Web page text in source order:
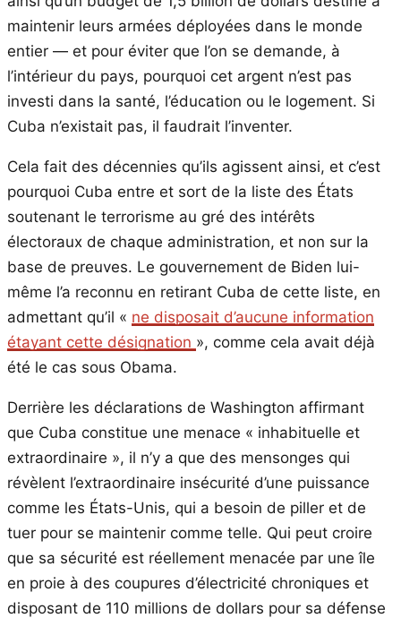
maintenir leurs armées déployées dans le monde
entier — et pour éviter que l’on se demande, à
l’intérieur du pays, pourquoi cet argent n’est pas
investi dans la santé, l’éducation ou le logement. Si
Cuba n’existait pas, il faudrait l’inventer.
Cela fait des décennies qu’ils agissent ainsi, et c’est
pourquoi Cuba entre et sort de la liste des États
soutenant le terrorisme au gré des intérêts
électoraux de chaque administration, et non sur la
base de preuves. Le gouvernement de Biden lui-
même l’a reconnu en retirant Cuba de cette liste, en
admettant qu’il « ne disposait d’aucune information
étayant cette désignation », comme cela avait déjà
été le cas sous Obama.
Derrière les déclarations de Washington affirmant
que Cuba constitue une menace « inhabituelle et
extraordinaire », il n’y a que des mensonges qui
révèlent l’extraordinaire insécurité d’une puissance
comme les États-Unis, qui a besoin de piller et de
tuer pour se maintenir comme telle. Qui peut croire
que sa sécurité est réellement menacée par une île
en proie à des coupures d’électricité chroniques et
disposant de 110 millions de dollars pour sa défense